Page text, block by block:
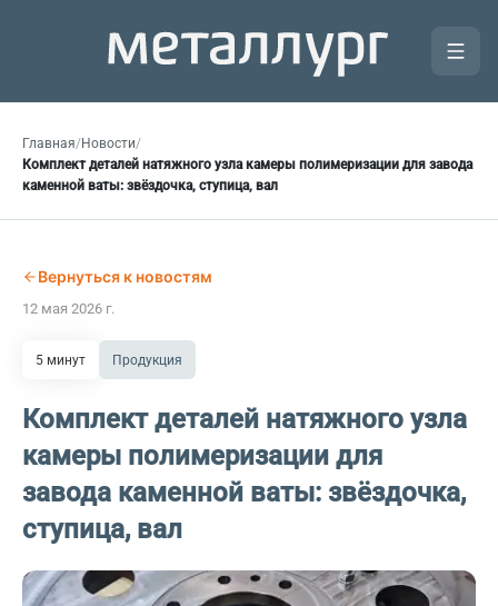
Главная/Новости/
Комплект деталей натяжного узла камеры полимеризации для завода
каменной ваты: звёздочка, ступица, вал
Вернуться к новостям
12 мая 2026 г.
5 минут Продукция
Комплект деталей натяжного узла
камеры полимеризации для
завода каменной ваты: звёздочка,
ступица, вал